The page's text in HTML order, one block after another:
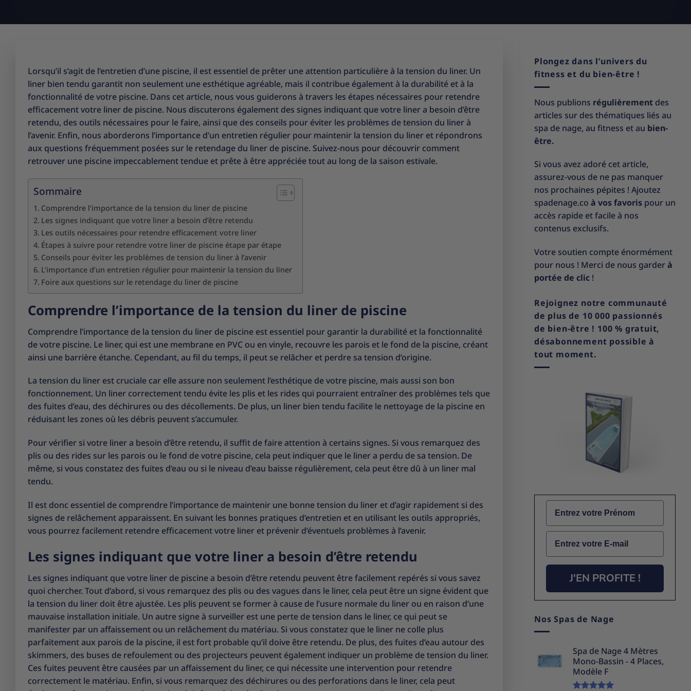
Lorsqu’il s’agit de l’entretien d’une piscine, il est essentiel de prêter une attention particulière à la tension du liner. Un
liner bien tendu garantit non seulement une esthétique agréable, mais il contribue également à la durabilité et à la
fonctionnalité de votre piscine. Dans cet article, nous vous guiderons à travers les étapes nécessaires pour retendre
efficacement votre liner de piscine. Nous discuterons également des signes indiquant que votre liner a besoin d’être
retendu, des outils nécessaires pour le faire, ainsi que des conseils pour éviter les problèmes de tension du liner à
l’avenir. Enfin, nous aborderons l’importance d’un entretien régulier pour maintenir la tension du liner et répondrons
aux questions fréquemment posées sur le retendage du liner de piscine. Suivez-nous pour découvrir comment
retrouver une piscine impeccablement tendue et prête à être appréciée tout au long de la saison estivale.
Sommaire
Comprendre l’importance de la tension du liner de piscine
Les signes indiquant que votre liner a besoin d’être retendu
Les outils nécessaires pour retendre efficacement votre liner
Étapes à suivre pour retendre votre liner de piscine étape par étape
Conseils pour éviter les problèmes de tension du liner à l’avenir
L’importance d’un entretien régulier pour maintenir la tension du liner
Foire aux questions sur le retendage du liner de piscine
Comprendre l’importance de la tension du liner de piscine
Comprendre l’importance de la tension du liner de piscine est essentiel pour garantir la durabilité et la fonctionnalité
de votre piscine. Le liner, qui est une membrane en PVC ou en vinyle, recouvre les parois et le fond de la piscine, créant
ainsi une barrière étanche. Cependant, au fil du temps, il peut se relâcher et perdre sa tension d’origine.
La tension du liner est cruciale car elle assure non seulement l’esthétique de votre piscine, mais aussi son bon
fonctionnement. Un liner correctement tendu évite les plis et les rides qui pourraient entraîner des problèmes tels que
des fuites d’eau, des déchirures ou des décollements. De plus, un liner bien tendu facilite le nettoyage de la piscine en
réduisant les zones où les débris peuvent s’accumuler.
Pour vérifier si votre liner a besoin d’être retendu, il suffit de faire attention à certains signes. Si vous remarquez des
plis ou des rides sur les parois ou le fond de votre piscine, cela peut indiquer que le liner a perdu de sa tension. De
même, si vous constatez des fuites d’eau ou si le niveau d’eau baisse régulièrement, cela peut être dû à un liner mal
tendu.
Il est donc essentiel de comprendre l’importance de maintenir une bonne tension du liner et d’agir rapidement si des
signes de relâchement apparaissent. En suivant les bonnes pratiques d’entretien et en utilisant les outils appropriés,
vous pourrez facilement retendre efficacement votre liner et prévenir d’éventuels problèmes à l’avenir.
Les signes indiquant que votre liner a besoin d’être retendu
Les signes indiquant que votre liner de piscine a besoin d’être retendu peuvent être facilement repérés si vous savez
quoi chercher. Tout d’abord, si vous remarquez des plis ou des vagues dans le liner, cela peut être un signe évident que
la tension du liner doit être ajustée. Les plis peuvent se former à cause de l’usure normale du liner ou en raison d’une
mauvaise installation initiale. Un autre signe à surveiller est une perte de tension dans le liner, ce qui peut se
manifester par un affaissement ou un relâchement du matériau. Si vous constatez que le liner ne colle plus
parfaitement aux parois de la piscine, il est fort probable qu’il doive être retendu. De plus, des fuites d’eau autour des
skimmers, des buses de refoulement ou des projecteurs peuvent également indiquer un problème de tension du liner.
Ces fuites peuvent être causées par un affaissement du liner, ce qui nécessite une intervention pour retendre
correctement le matériau. Enfin, si vous remarquez des déchirures ou des perforations dans le liner, cela peut
Plongez dans l’univers du
fitness et du bien-être !
Nous publions régulièrement des
articles sur des thématiques liés au
spa de nage, au fitness et au bien-
être.
Si vous avez adoré cet article,
assurez-vous de ne pas manquer
nos prochaines pépites ! Ajoutez
spadenage.co à vos favoris pour un
accès rapide et facile à nos
contenus exclusifs.
Votre soutien compte énormément
pour nous ! Merci de nous garderà
portée de clic !
Rejoignez notre communauté
de plus de 10 000 passionnés
de bien-être ! 100 % gratuit,
désabonnement possible à
tout moment.
Name
Email
J'EN PROFITE !
Nos Spas de Nage
Spa de Nage 4 Mètres
Mono-Bassin - 4 Places,
Modèle F